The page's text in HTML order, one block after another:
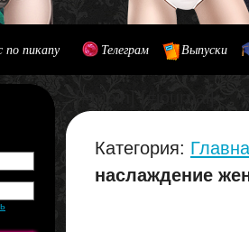
по пикапу Телеграм Выпуски
Категория:
наслаждение